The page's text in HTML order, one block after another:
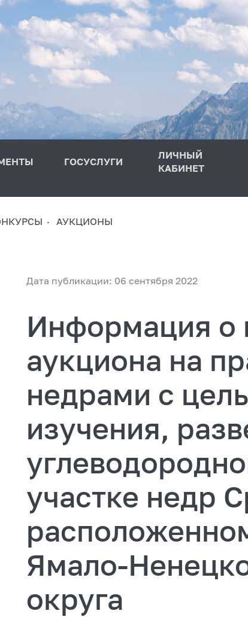
ГОСУСЛУГИ
ЛИЧНЫЙ
КАБИНЕТ
АУКЦИОНЫ
Дата публикации: 06 сентября 2022
Информация о
аукциона на
недрами с
изучения,
участке недр
Ямало-
округа